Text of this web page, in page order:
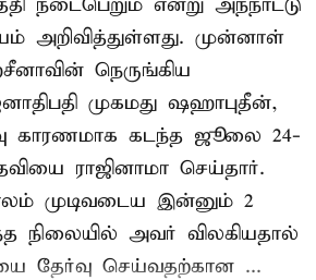
முன்னாள்
நெருங்கிய
முகமது ஷஹாபுதீன்,
காரணமாக கடந்த ஜூலை 24-
ராஜினாமா செய்தார்.
முடிவடைய இன்னும் 2
நிலையில் அவர் விலகியதால்
தேர்வு செய்வதற்கான ...